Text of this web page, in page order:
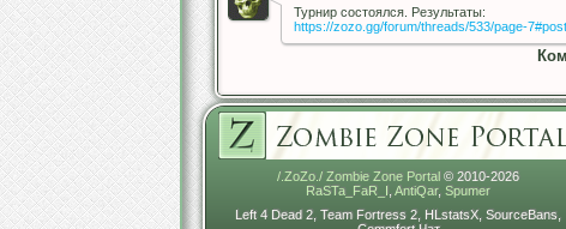
Турнир состоялся. Результаты:
https://zozo.gg/forum/threads/533/page-
/.ZoZo./ Zombie Zone Portal © 2010-2026
RaSTa_FaR_I AntiQar, Spumer
Left 4 Dead 2, Team Fortress 2, HLstatsX, SourceBans,